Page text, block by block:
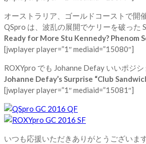
オーストラリア、ゴールドコーストで開
QSpro は、波乱の展開でケリーを破った
Ready for More Stu Kennedy? Phenom
[jwplayer player=”1″ mediaid=”15080″]
ROXYpro でも Johanne Defay いいポジ
Johanne Defay’s Surprise “Club
[jwplayer player=”1″ mediaid=”15081″]
いつも応援いただきありがとうございま